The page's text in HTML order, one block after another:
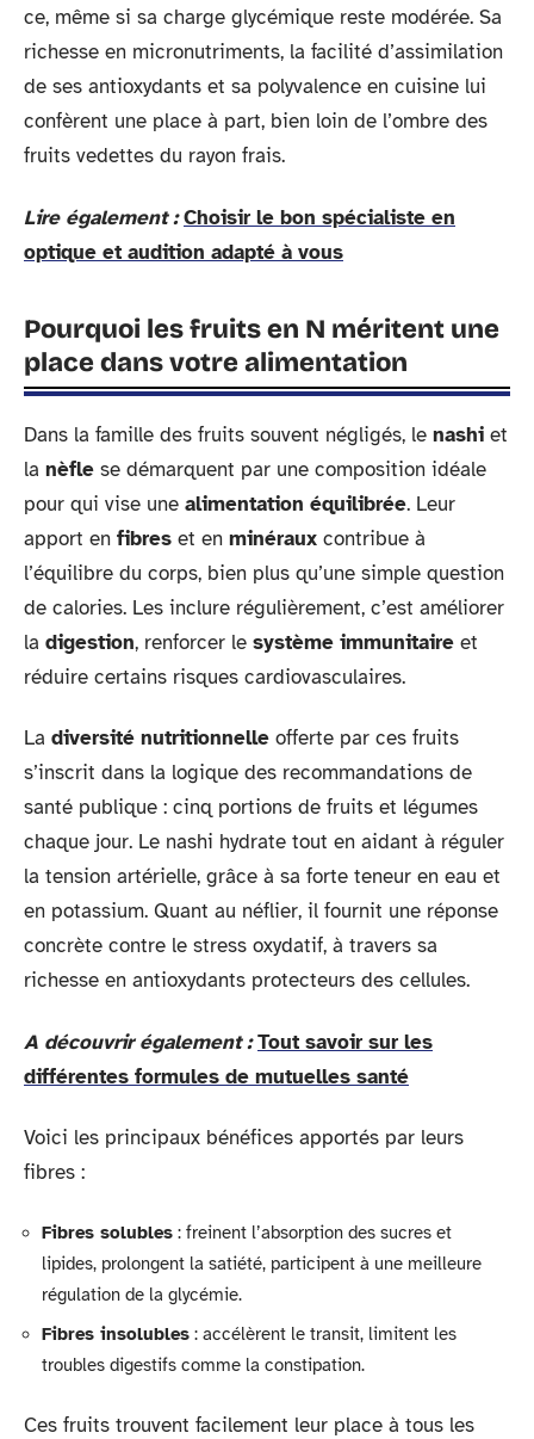
ce, même si sa charge glycémique reste modérée. Sa
richesse en micronutriments, la facilité d’assimilation
de ses antioxydants et sa polyvalence en cuisine lui
confèrent une place à part, bien loin de l’ombre des
fruits vedettes du rayon frais.
Lire également : Choisir le bon spécialiste en
optique et audition adapté à vous
Pourquoi les fruits en N méritent une
place dans votre alimentation
Dans la famille des fruits souvent négligés, le nashi et
la nèfle se démarquent par une composition idéale
pour qui vise une alimentation équilibrée. Leur
apport en fibres et en minéraux contribue à
l’équilibre du corps, bien plus qu’une simple question
de calories. Les inclure régulièrement, c’est améliorer
la digestion, renforcer le système immunitaire et
réduire certains risques cardiovasculaires.
La diversité nutritionnelle offerte par ces fruits
s’inscrit dans la logique des recommandations de
santé publique : cinq portions de fruits et légumes
chaque jour. Le nashi hydrate tout en aidant à réguler
la tension artérielle, grâce à sa forte teneur en eau et
en potassium. Quant au néflier, il fournit une réponse
concrète contre le stress oxydatif, à travers sa
richesse en antioxydants protecteurs des cellules.
A découvrir également : Tout savoir sur les
différentes formules de mutuelles santé
Voici les principaux bénéfices apportés par leurs
fibres :
Fibres solubles : freinent l’absorption des sucres et
lipides, prolongent la satiété, participent à une meilleure
régulation de la glycémie.
Fibres insolubles : accélèrent le transit, limitent les
troubles digestifs comme la constipation.
Ces fruits trouvent facilement leur place à tous les